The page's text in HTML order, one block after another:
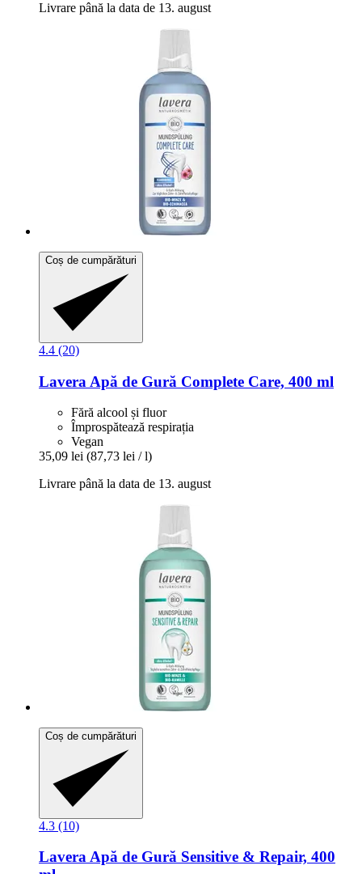
Livrare până la data de 13. august
Coș de cumpărături
4.4 (20)
Lavera Apă de Gură Complete Care, 400 ml
Fără alcool și fluor
Împrospătează respirația
Vegan
35,09 lei (87,73 lei / l)
Livrare până la data de 13. august
Coș de cumpărături
4.3 (10)
LaveraApă de Gură Sensitive & Repair, 400